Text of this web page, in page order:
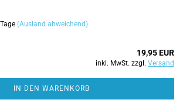
(Ausland abweichend)
19,95 EUR
inkl. MwSt. zzgl. Versand
IN DEN WARENKORB